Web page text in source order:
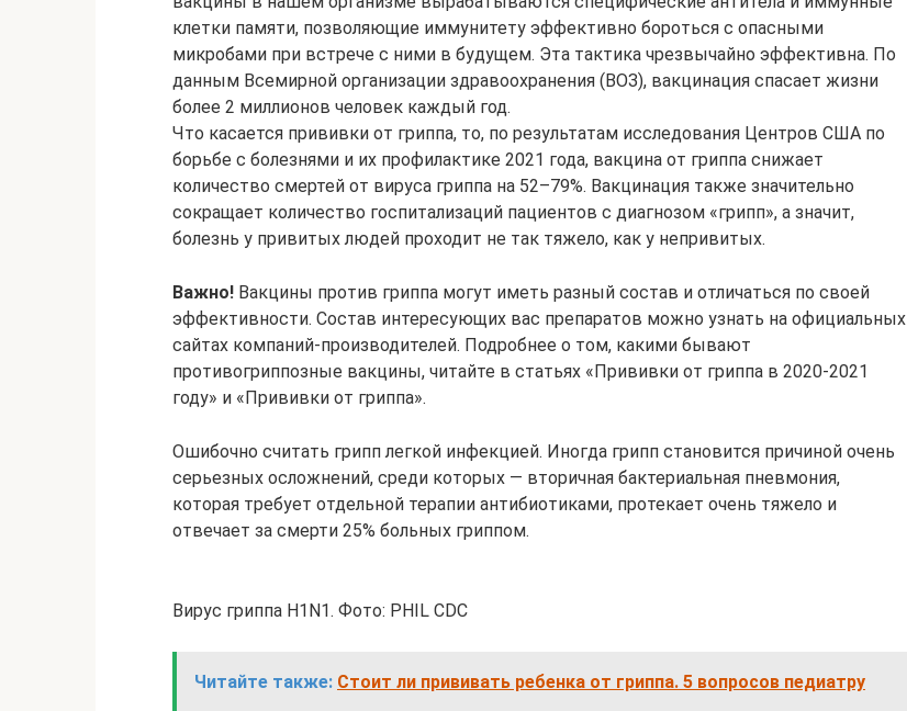
клетки памяти, позволяющие иммунитету эффективно бороться с опасными
микробами при встрече с ними в будущем. Эта тактика чрезвычайно эффективна. По
данным Всемирной организации здравоохранения (ВОЗ), вакцинация спасает жизни
более 2 миллионов человек каждый год.
Что касается прививки от гриппа, то, по результатам исследования Центров США по
борьбе с болезнями и их профилактике 2021 года, вакцина от гриппа снижает
количество смертей от вируса гриппа на 52–79%. Вакцинация также значительно
сокращает количество госпитализаций пациентов с диагнозом «грипп», а значит,
болезнь у привитых людей проходит не так тяжело, как у непривитых.
Важно! Вакцины против гриппа могут иметь разный состав и отличаться по своей
эффективности. Состав интересующих вас препаратов можно узнать на официальных
сайтах компаний-производителей. Подробнее о том, какими бывают
противогриппозные вакцины, читайте в статьях «Прививки от гриппа в 2020-2021
году» и «Прививки от гриппа».
Ошибочно считать грипп легкой инфекцией. Иногда грипп становится причиной очень
серьезных осложнений, среди которых — вторичная бактериальная пневмония,
которая требует отдельной терапии антибиотиками, протекает очень тяжело и
отвечает за смерти 25% больных гриппом.
Вирус гриппа H1N1. Фото: PHIL CDC
Читайте также: Стоит ли прививать ребенка от гриппа. 5 вопросов педиатру